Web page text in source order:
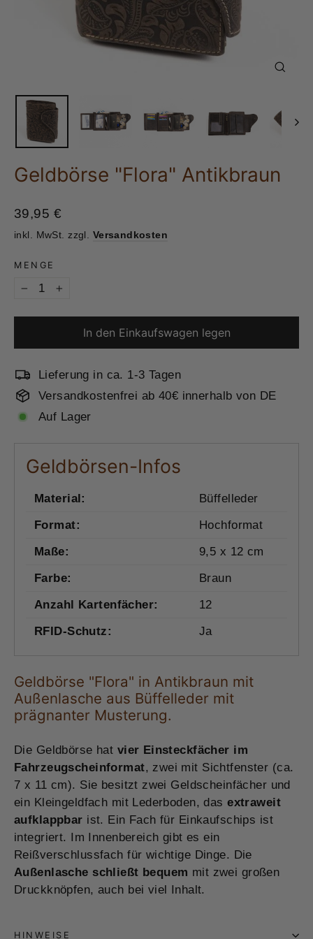
Geldbörse "Flora" Antikbraun
Normaler
Preis
39,95 €
inkl. MwSt. zzgl. Versandkosten
MENGE
In den Einkaufswagen legen
Lieferung in ca. 1-3 Tagen
Versandkostenfrei ab 40€ innerhalb von DE
Auf Lager
Geldbörsen-Infos
Material:
Büffelleder
Format:
Hochformat
Maße:
9,5 x 12 cm
Farbe:
Braun
Anzahl Kartenfächer:
12
RFID-Schutz:
Ja
Geldbörse "Flora" in Antikbraun mit
Außenlasche aus Büffelleder mit
prägnanter Musterung.
Die Geldbörse hat vier Einsteckfächer im
Fahrzeugscheinformat, zwei mit Sichtfenster (ca.
7 x 11 cm). Sie besitzt zwei Geldscheinfächer und
ein Kleingeldfach mit Lederboden, dasextraweit
aufklappbar ist. Ein Fach für Einkaufschips ist
integriert. Im Innenbereich gibt es ein
Reißverschlussfach für wichtige Dinge. Die
Außenlasche schließt bequem mit zwei großen
Druckknöpfen, auch bei viel Inhalt.
HINWEISE